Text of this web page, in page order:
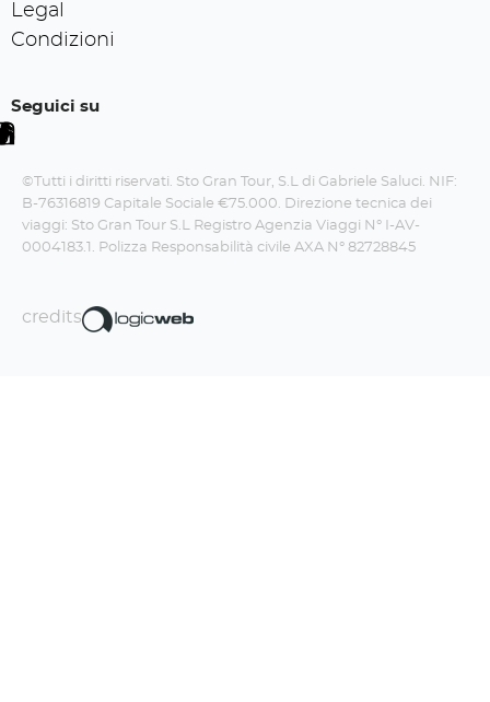
Legal
Condizioni
Seguici su
©Tutti i diritti riservati. Sto Gran Tour, S.L di Gabriele Saluci. NIF:
B-76316819 Capitale Sociale €75.000. Direzione tecnica dei
viaggi: Sto Gran Tour S.L Registro Agenzia Viaggi N° I-AV-
0004183.1. Polizza Responsabilità civile AXA N° 82728845
credits